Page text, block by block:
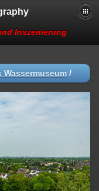
Inszenierung
Wassermuseum /